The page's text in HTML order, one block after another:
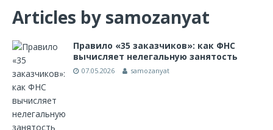
Articles by samozanyat
Правило «35 заказчиков»: как ФНС
вычисляет нелегальную занятость
07.05.2026 samozanyat